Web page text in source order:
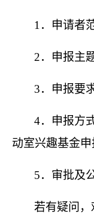
1 ．申请者
2．申报主
3．申报要
4．申报方
动室兴趣基金申
5．审批及
若有疑问，